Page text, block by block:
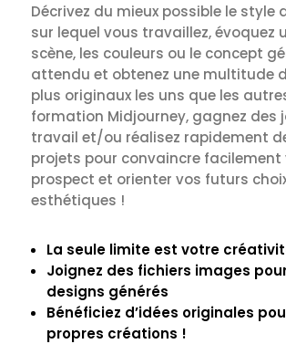
Décrivez du mieux possible le style
sur lequel vous travaillez, évoquez
scène, les couleurs ou le concept
attendu et obtenez une multitude
plus originaux les uns que les
formation Midjourney, gagnez des
travail et/ou réalisez rapidement
projets pour convaincre facilement
prospect et orienter vos futurs
esthétiques !
La seule limite est votre
Joignez des fichiers images
designs générés
Bénéficiez d’idées originales
propres créations !